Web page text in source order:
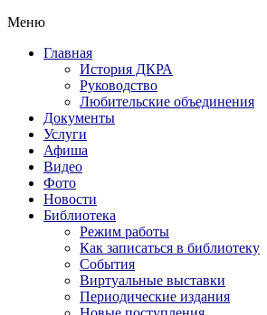
Меню
Главная
История ДКРА
Руководство
Любительские объединения
Документы
Услуги
Афиша
Видео
Фото
Новости
Библиотека
Режим работы
Как записаться в библиотеку
События
Виртуальные выставки
Периодические издания